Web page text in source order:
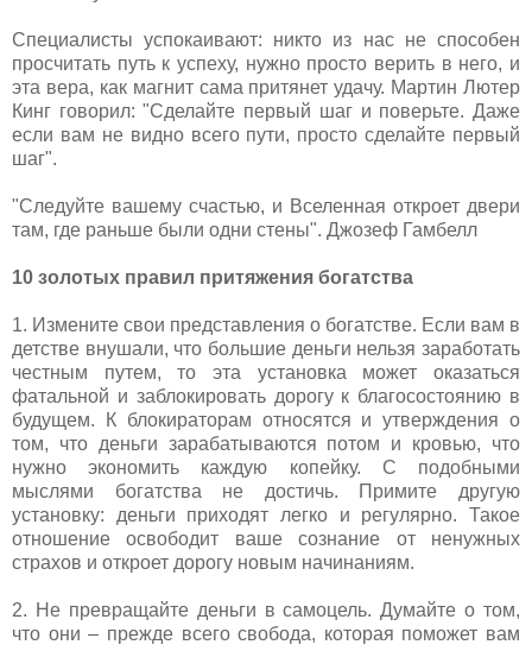
Специалисты успокаивают: никто из нас не способен
просчитать путь к успеху, нужно просто верить в него, и
эта вера, как магнит сама притянет удачу. Мартин Лютер
Кинг говорил: "Сделайте первый шаг и поверьте. Даже
если вам не видно всего пути, просто сделайте первый
шаг".
"Следуйте вашему счастью, и Вселенная откроет двери
там, где раньше были одни стены". Джозеф Гамбелл
10 золотых правил притяжения богатства
1. Измените свои представления о богатстве. Если вам в
детстве внушали, что большие деньги нельзя заработать
честным путем, то эта установка может оказаться
фатальной и заблокировать дорогу к благосостоянию в
будущем. К блокираторам относятся и утверждения о
том, что деньги зарабатываются потом и кровью, что
нужно экономить каждую копейку. С подобными
мыслями богатства не достичь. Примите другую
установку: деньги приходят легко и регулярно. Такое
отношение освободит ваше сознание от ненужных
страхов и откроет дорогу новым начинаниям.
2. Не превращайте деньги в самоцель. Думайте о том,
что они – прежде всего свобода, которая поможет вам